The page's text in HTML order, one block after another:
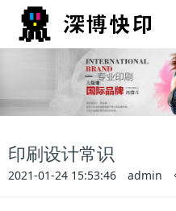
印刷设计常识
2021-01-24 15:53:46 admin